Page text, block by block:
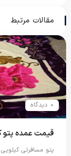
مقالات مرتبط
0 دیدگاه
قیمت عمده پتو
پتو مسافرتی